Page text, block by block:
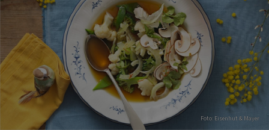
Foto: Eisenhut & Mayer